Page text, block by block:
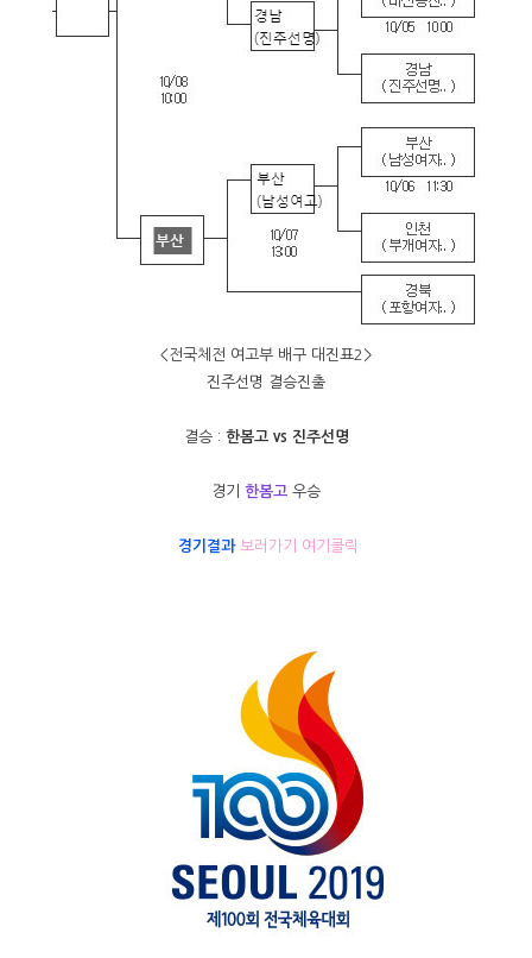
<전국체전 여고부 배구 대진표2>
진주선명 결승진출
결승 : 한봄고 vs 진주선명
경기 한봄고 우승
경기결과보러가기 여기클릭